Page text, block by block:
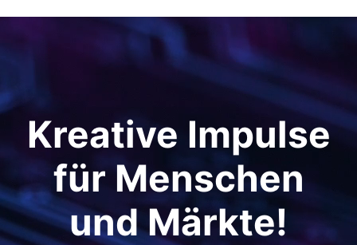
Kreative Impulse
für Menschen
und Märkte!